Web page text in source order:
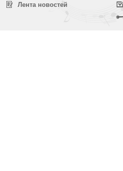
Лента новостей